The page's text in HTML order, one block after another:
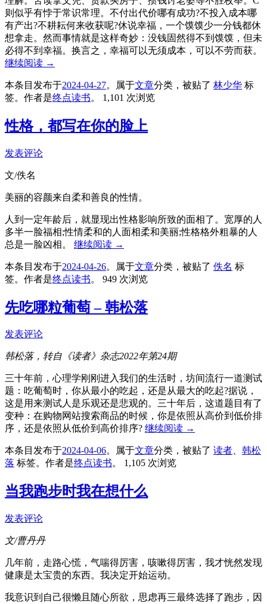
则似乎有悖于常识常理。不付出代价哪有成功?不投入成本哪
有产出?不耕耘何来收获呢?休说幸福，一个馍馍少一分钱都休
想拿走。然而事情就是这样奇妙：没钱固然得不到馍馍，但未
必得不到幸福。换言之，幸福可以无须成本，可以不劳而获。
继续阅读 →
本条目发布于2024-04-27。属于文章分类，被贴了 林少华 标
签。 作者是终点读书。 1,101 次浏览
性格，都写在你的脸上
发表评论
文/佚名
美丽的容颜来自柔和善良的性情。
人到一定年龄后，就显现出性格影响所致的面相了。宽厚的人
多半一脸福相;性情柔和的人面相柔和美丽;性格格外粗暴的人
总是一脸凶相。 继续阅读 →
本条目发布于2024-04-26。属于文章分类，被贴了 佚名 标
签。 作者是终点读书。 949 次浏览
先吃哪粒葡萄 – 韩松落
发表评论
韩松落，转自《读者》杂志2022年第24期
三十年前，心理学刚刚进入我们的生活时，坊间流行一道测试
题：吃葡萄时，你从最小的吃起，还是从最大的吃起?据说，
这是用来测试人是乐观还是悲观的。三十年后，这道题目有了
变种：在购物网站搜索商品的时候，你是依照从高价到低价排
序，还是依照从低价到高价排序? 继续阅读 →
本条目发布于2024-04-06。属于文章分类，被贴了 读者、 韩松
落 标签。 作者是终点读书。 1,105 次浏览
当我跑步时我在想什么
发表评论
文/曹丹丹
几年前，走路心慌，气喘得厉害，咳嗽得厉害，我才恍然发现
健康是太宝贵的东西。我决定开始运动。
我意识到自己很懒且随心所欲，思虑再三最终选择了跑步，因